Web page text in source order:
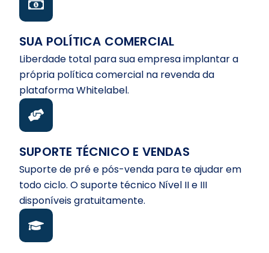
SUA POLÍTICA COMERCIAL
Liberdade total para sua empresa implantar a
própria política comercial na revenda da
plataforma Whitelabel.
SUPORTE TÉCNICO E VENDAS
Suporte de pré e pós-venda para te ajudar em
todo ciclo. O suporte técnico Nível II e III
disponíveis gratuitamente.